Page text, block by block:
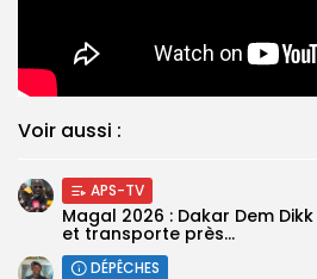
Voir aussi :
APS-TV
Magal 2026 : Dakar Dem
et transporte près...
DÉPÊCHES